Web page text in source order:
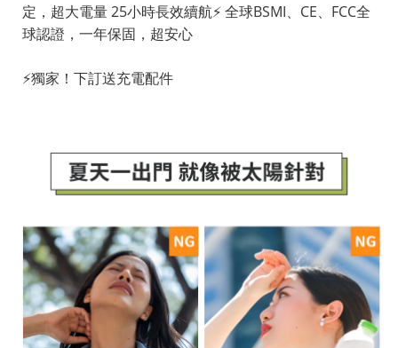
定，超大電量 25小時長效續航⚡️ 全球BSMI、CE、FCC全
球認證，一年保固，超安心
⚡️獨家！下訂送充電配件